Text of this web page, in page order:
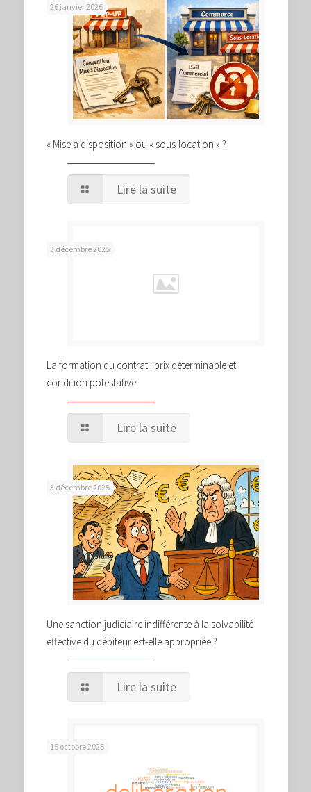
26 janvier 2026
« Mise à disposition » ou « sous-location » ?
Lire la suite
3 décembre 2025
La formation du contrat : prix déterminable et
condition potestative.
Lire la suite
3 décembre 2025
Une sanction judiciaire indifférente à la solvabilité
effective du débiteur est-elle appropriée ?
Lire la suite
15 octobre 2025